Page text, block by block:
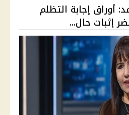
محمد: أوراق إجابة التظلم
إثبات حال...